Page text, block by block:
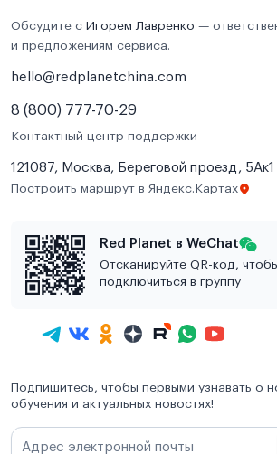
Обсудите с Игорем Лавренко —
и предложениям сервиса.
hello@redplanetchina.com
8 (800) 777-70-29
Контактный центр поддержки
121087, Москва, Береговой проезд, 5Ак1
Построить маршрут в Яндекс.Картах
Red Planet в WeChat
Отсканируйте QR-код,
подключиться в группу
Подпишитесь, чтобы первыми узнавать о
обучения и актуальных новостях!